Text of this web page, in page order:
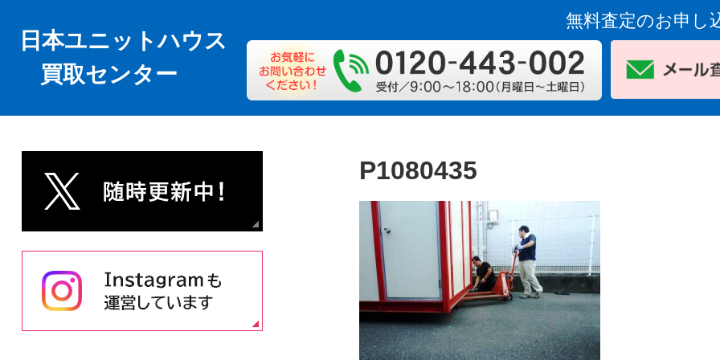
日本ユニットハウス
買取センター
無料査定のお申し
P1080435